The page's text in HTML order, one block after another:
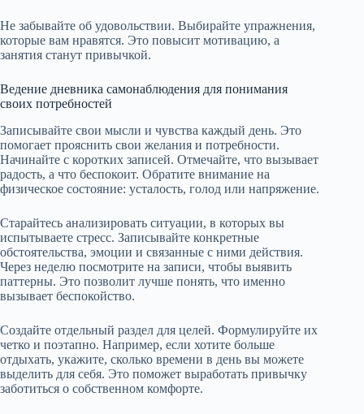
Не забывайте об удовольствии. Выбирайте упражнения,
которые вам нравятся. Это повысит мотивацию, а
занятия станут привычкой.
Ведение дневника самонаблюдения для понимания
своих потребностей
Записывайте свои мысли и чувства каждый день. Это
помогает прояснить свои желания и потребности.
Начинайте с коротких записей. Отмечайте, что вызывает
радость, а что беспокоит. Обратите внимание на
физическое состояние: усталость, голод или напряжение.
Старайтесь анализировать ситуации, в которых вы
испытываете стресс. Записывайте конкретные
обстоятельства, эмоции и связанные с ними действия.
Через неделю посмотрите на записи, чтобы выявить
паттерны. Это позволит лучше понять, что именно
вызывает беспокойство.
Создайте отдельный раздел для целей. Формулируйте их
четко и поэтапно. Например, если хотите больше
отдыхать, укажите, сколько времени в день вы можете
выделить для себя. Это поможет выработать привычку
заботиться о собственном комфорте.